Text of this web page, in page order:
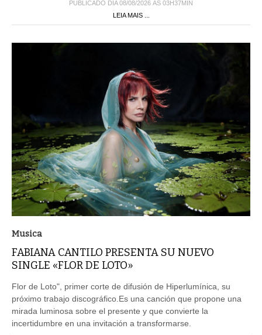
PUBLICADO DIA 08/08/2026 ÀS 03H37MIN
LEIA MAIS ...
Musica
FABIANA CANTILO PRESENTA SU NUEVO
SINGLE «FLOR DE LOTO»
Flor de Loto", primer corte de difusión de Hiperlumínica, su
próximo trabajo discográfico.Es una canción que propone una
mirada luminosa sobre el presente y que convierte la
incertidumbre en una invitación a transformarse.